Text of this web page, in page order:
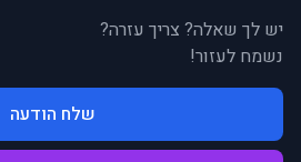
יש לך שאלה? צריך עזרה?
נשמח לעזור!
שלח הודעה